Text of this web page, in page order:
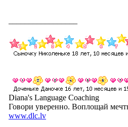
Diana's Language Coaching
Говори уверенно. Воплощай
www.dlc.lv